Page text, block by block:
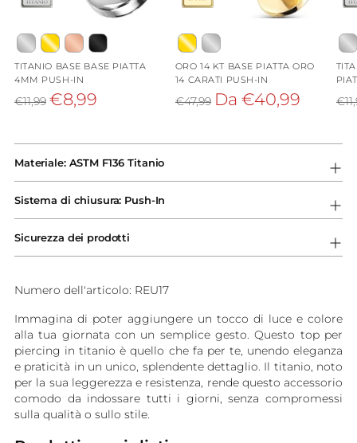
TITANIO BASE BASE PIATTA
4MM PUSH-IN
€11,99 €8,99
ORO 14 KT BASE PIATTA ORO
14 CARATI PUSH-IN
€47,99 Da €40,99
prodotto
al
carrello...
Materiale: ASTM F136 Titanio
Sistema di chiusura: Push-In
Sicurezza dei prodotti
Numero dell'articolo: REU17
Immagina di poter aggiungere un tocco di luce e colore
alla tua giornata con un semplice gesto. Questo top per
piercing in titanio è quello che fa per te, unendo eleganza
e praticità in un unico, splendente dettaglio. Il titanio, noto
per la sua leggerezza e resistenza, rende questo accessorio
comodo da indossare tutti i giorni, senza compromessi
sulla qualità o sullo stile.